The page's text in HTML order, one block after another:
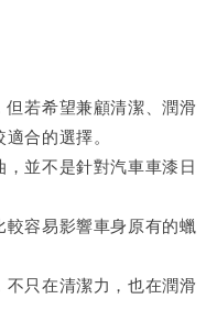
若希望兼顧清潔、潤滑
合的選擇。
並不是針對汽車車漆日
容易影響車身原有的蠟
只在清潔力，也在潤滑